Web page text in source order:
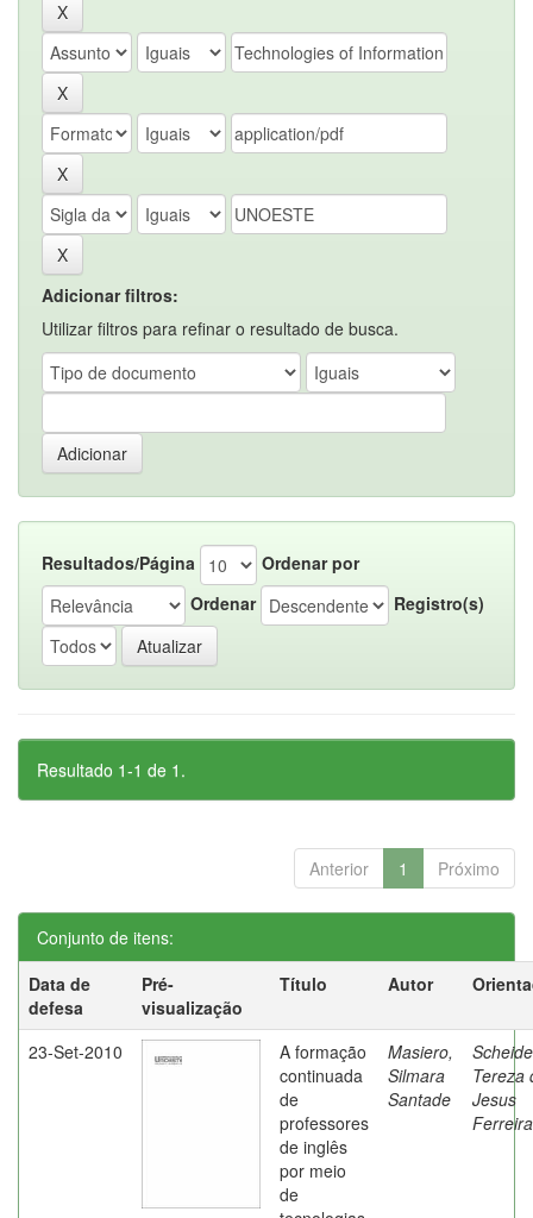
Adicionar filtros:
Utilizar filtros para refinar o resultado de busca.
Resultados/Página
Ordenar por
Ordenar
Registro(s)
Resultado 1-1 de 1.
Anterior 1 Próximo
Conjunto de itens:
Data de
defesa
Pré-
visualização
Título Autor
23-Set-2010
A formação
continuada
de
professores
de inglês
por meio
de
Masiero,
Silmara
Santade
Tereza
Jesus
Ferreira